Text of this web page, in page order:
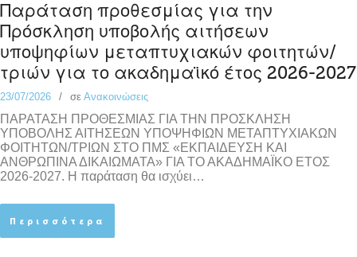
Παράταση προθεσμίας για την
Πρόσκληση υποβολής αιτήσεων
υποψηφίων μεταπτυχιακών φοιτητών/
τριών για το ακαδημαϊκό έτος 2026-2027
23/07/2026 σε Ανακοινώσεις
ΠΑΡΑΤΑΣΗ ΠΡΟΘΕΣΜΙΑΣ ΓΙΑ ΤΗΝ ΠΡΟΣΚΛΗΣΗ
ΥΠΟΒΟΛΗΣ ΑΙΤΗΣΕΩΝ ΥΠΟΨΗΦΙΩΝ ΜΕΤΑΠΤΥΧΙΑΚΩΝ
ΦΟΙΤΗΤΩΝ/ΤΡΙΩΝ ΣΤΟ ΠΜΣ «ΕΚΠΑΙΔΕΥΣΗ ΚΑΙ
ΑΝΘΡΩΠΙΝΑ ΔΙΚΑΙΩΜΑΤΑ» ΓΙΑ ΤΟ ΑΚΑΔΗΜΑΪΚΟ ΕΤΟΣ
2026-2027. Η παράταση θα ισχύει…
Περισσότερα